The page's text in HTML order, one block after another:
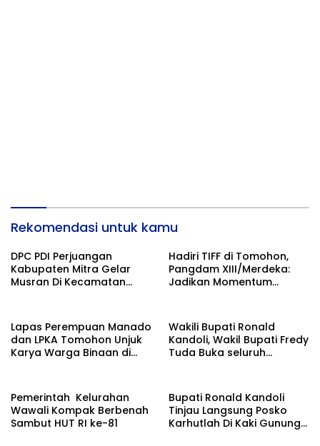
Rekomendasi untuk kamu
DPC PDI Perjuangan
Kabupaten Mitra Gelar
Musran Di Kecamatan
Hadiri TIFF di Tomohon,
Pangdam XIII/Merdeka:
Jadikan Momentum
Lapas Perempuan Manado
dan LPKA Tomohon Unjuk
Karya Warga Binaan di
Wakili Bupati Ronald
Kandoli, Wakil Bupati Fredy
Tuda Buka seluruh
Pemerintah Kelurahan
Wawali Kompak Berbenah
Sambut HUT RI ke-81
Bupati Ronald Kandoli
Tinjau Langsung Posko
Karhutlah Di Kaki Gunung